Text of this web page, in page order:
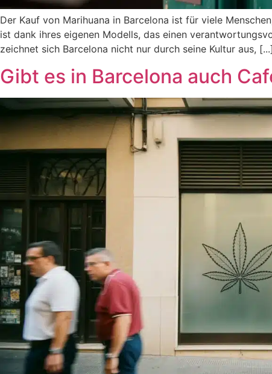
Der Kauf von Marihuana in Barcelona ist für viele
ist dank ihres eigenen Modells, das einen
zeichnet sich Barcelona nicht nur durch seine Kultur aus, [...]
Gibt es in Barcelona auch